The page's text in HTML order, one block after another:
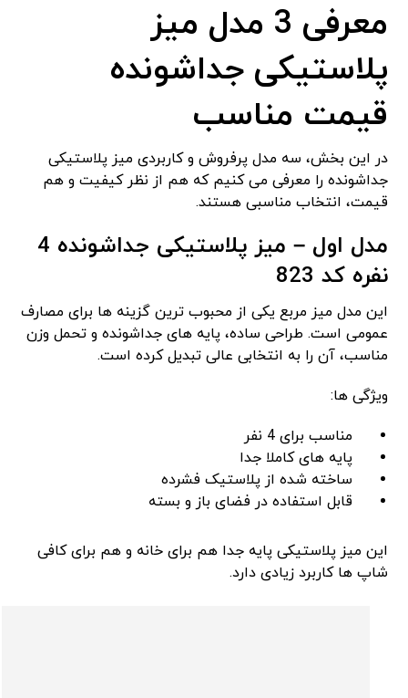
معرفی 3 مدل میز
پلاستیکی جداشونده
قیمت مناسب
در این بخش، سه مدل پرفروش و کاربردی میز پلاستیکی
جداشونده را معرفی می‌ کنیم که هم از نظر کیفیت و هم
قیمت، انتخاب مناسبی هستند.
مدل اول–
میز پلاستیکی جداشونده 4
نفره کد 823
این مدل میز مربع یکی از محبوب ‌ترین گزینه ‌ها برای مصارف
عمومی است. طراحی ساده، پایه ‌های جداشونده و تحمل وزن
مناسب، آن را به انتخابی عالی تبدیل کرده است.
ویژگی ‌ها:
مناسب برای 4 نفر
پایه‌ های کاملا جدا
ساخته شده از پلاستیک فشرده
قابل استفاده در فضای باز و بسته
این میز پلاستیکی پایه جدا هم برای خانه و هم برای کافی
‌شاپ ‌ها کاربرد زیادی دارد.